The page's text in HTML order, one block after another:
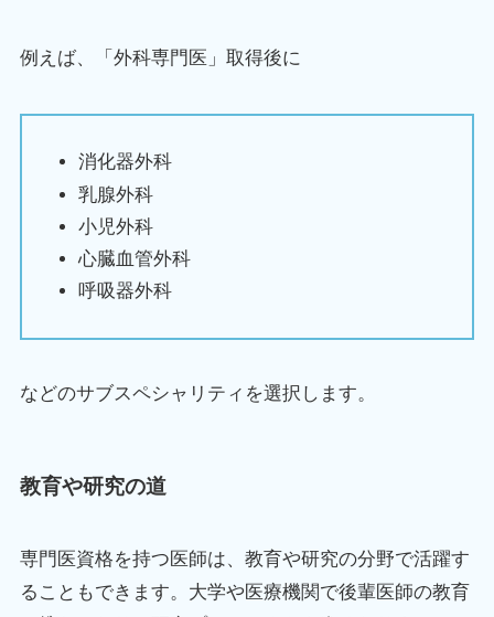
例えば、「外科専門医」取得後に
消化器外科
乳腺外科
小児外科
心臓血管外科
呼吸器外科
などのサブスペシャリティを選択します。
教育や研究の道
専門医資格を持つ医師は、教育や研究の分野で活躍す
ることもできます。大学や医療機関で後輩医師の教育